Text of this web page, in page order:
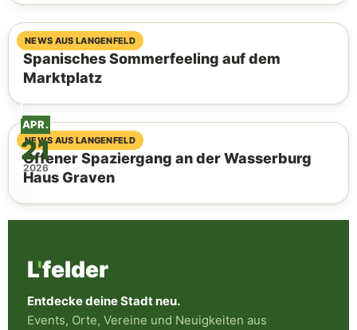
APR.
21
2026
NEWS AUS LANGENFELD
06. August 2026
Spanisches Sommerfeeling auf dem
Marktplatz
NEWS AUS LANGENFELD
04. August 2026
Offener Spaziergang an der Wasserburg
Haus Graven
L'felder
Entdecke deine Stadt neu.
Events, Orte, Vereine und Neuigkeiten aus